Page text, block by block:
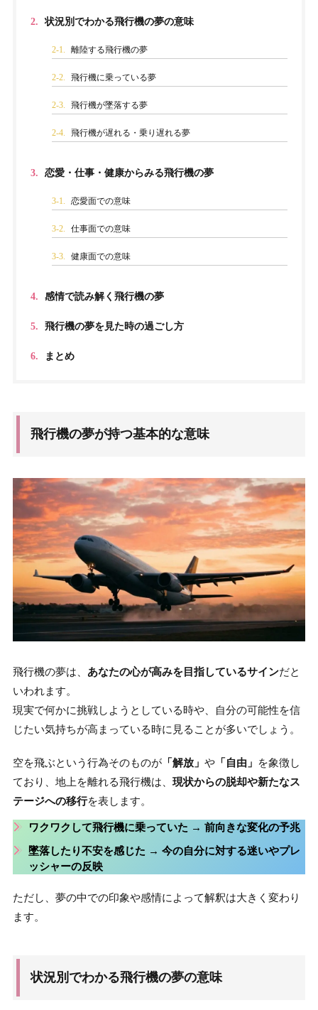
2. 状況別でわかる飛行機の夢の意味
2-1. 離陸する飛行機の夢
2-2. 飛行機に乗っている夢
2-3. 飛行機が墜落する夢
2-4. 飛行機が遅れる・乗り遅れる夢
3. 恋愛・仕事・健康からみる飛行機の夢
3-1. 恋愛面での意味
3-2. 仕事面での意味
3-3. 健康面での意味
4. 感情で読み解く飛行機の夢
5. 飛行機の夢を見た時の過ごし方
6. まとめ
飛行機の夢が持つ基本的な意味
飛行機の夢は、 あなたの心が高みを目指しているサインだと
いわれます。
現実で何かに挑戦しようとしている時や、自分の可能性を信
じたい気持ちが高まっている時に見ることが多いでしょう。
空を飛ぶという行為そのものが「解放」 や「自由」
を象徴し
ており、地上を離れる飛行機は、 現状からの脱却や新たなス
テージへの移行を表します。
ワクワクして飛行機に乗っていた → 前向きな変化の予兆
墜落したり不安を感じた → 今の自分に対する迷いやプレ
ッシャーの反映
ただし、夢の中での印象や感情によって解釈は大きく変わり
ます。
状況別でわかる飛行機の夢の意味